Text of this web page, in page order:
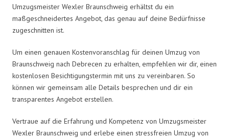
Umzugsmeister Wexler Braunschweig erhältst du ein
maßgeschneidertes Angebot, das genau auf deine Bedürfnisse
zugeschnitten ist.
Um einen genauen Kostenvoranschlag für deinen Umzug von
Braunschweig nach Debrecen zu erhalten, empfehlen wir dir, einen
kostenlosen Besichtigungstermin mit uns zu vereinbaren. So
können wir gemeinsam alle Details besprechen und dir ein
transparentes Angebot erstellen.
Vertraue auf die Erfahrung und Kompetenz von Umzugsmeister
Wexler Braunschweig und erlebe einen stressfreien Umzug von